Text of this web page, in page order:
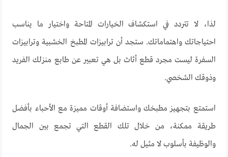
لذا،لا تتردد في استكشاف الخيارات المتاحة واختيار ما يناسب
احتياجاتك واهتماماتك. ستجد أن ترابيزات المطبخ الخشبية وترابيزات
السفرة ليست مجرد قطع أثاث بل هي تعبير عن طابع منزلك الفريد
وذوقك الشخصي.
استمتع بتجهيز مطبخك واستضافة أوقات مميزة مع الأحباء بأفضل
طريقة ممكنة، من خلال تلك القطع التي تجمع بين الجمال
والوظيفة بأسلوب لا مثيل له.